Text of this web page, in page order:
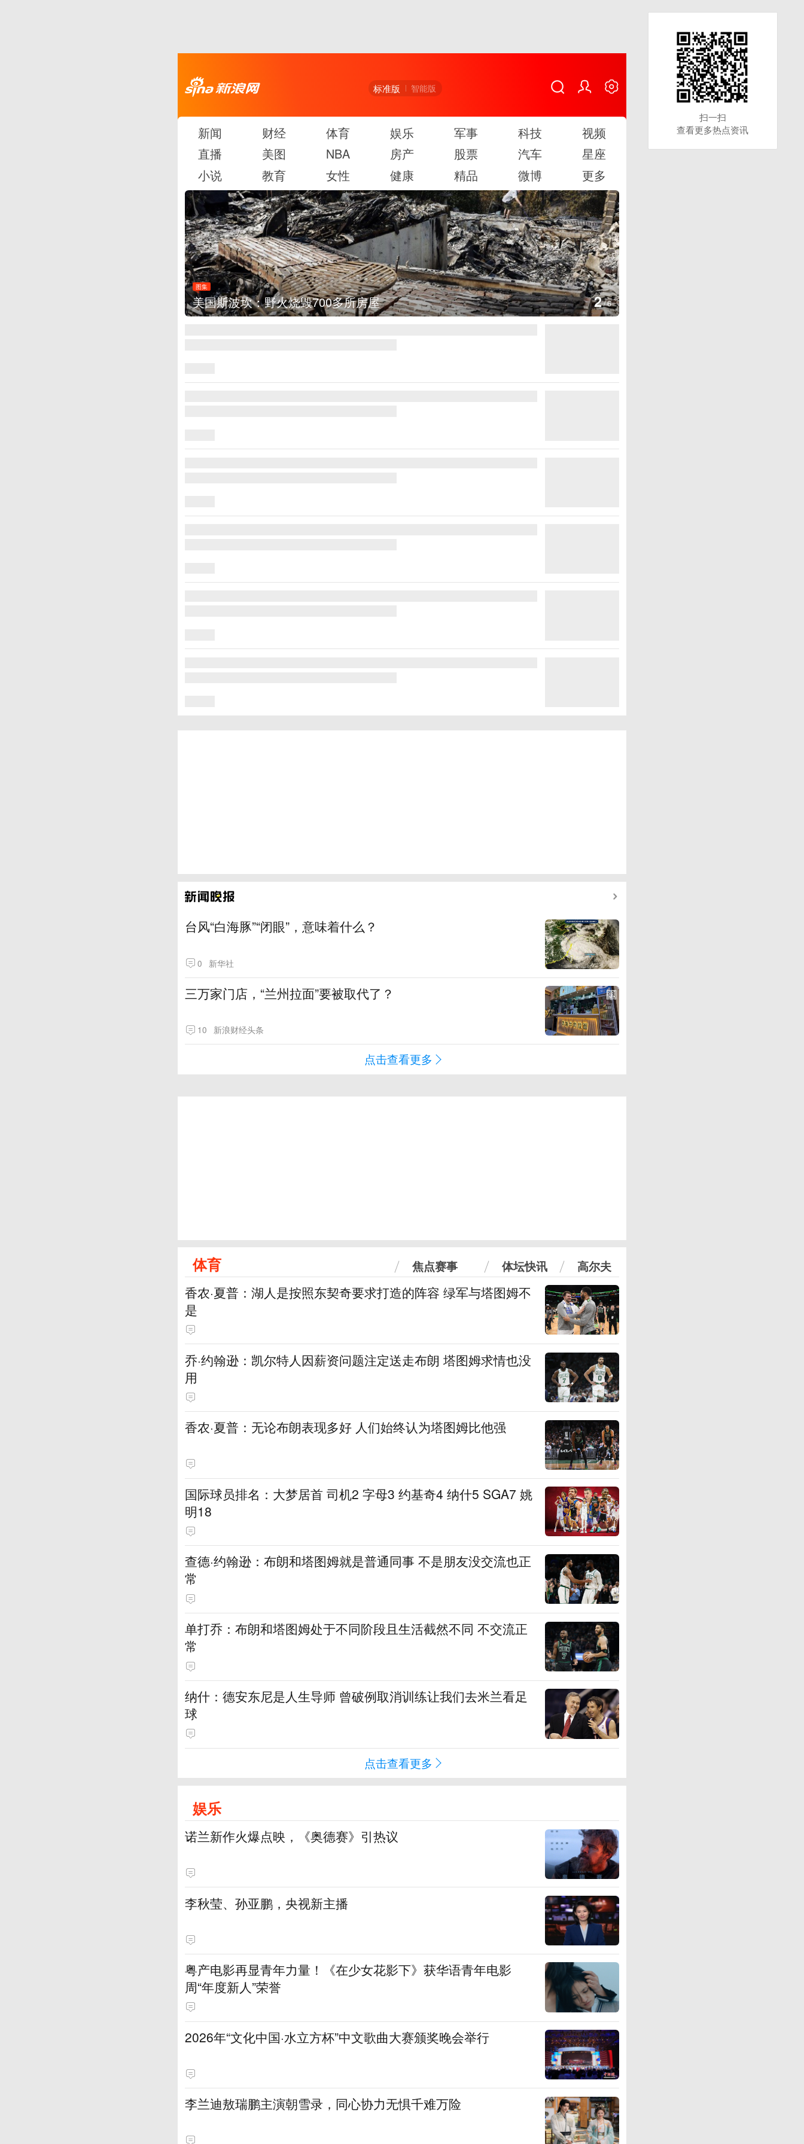
标准版 智能版
新闻 财经 体育 娱乐 军事 科技
视频
直播
美图 NBA 房产 股票 汽车
星座
小说
教育 女性 健康 精品 微博 更多
图集
美国斯波坎：野火烧毁700多所房屋 2/6
台风“白海豚”“闭眼”，意味着什么？
0 新华社
三万家门店，“兰州拉面”要被取代了？
10 新浪财经头条
点击查看更多
体育 焦点赛事 体坛快讯 高尔夫
香农·夏普：湖人是按照东契奇要求打造的阵容 绿军与塔图姆不
是
乔·约翰逊：凯尔特人因薪资问题注定送走布朗 塔图姆求情也没
用
香农·夏普：无论布朗表现多好 人们始终认为塔图姆比他强
国际球员排名：大梦居首 司机2 字母3 约基奇4 纳什5 SGA7 姚
明18
查德·约翰逊：布朗和塔图姆就是普通同事 不是朋友没交流也正
常
单打乔：布朗和塔图姆处于不同阶段且生活截然不同 不交流正
常
纳什：德安东尼是人生导师 曾破例取消训练让我们去米兰看足
球
点击查看更多
娱乐
诺兰新作火爆点映，《奥德赛》引热议
李秋莹、孙亚鹏，央视新主播
粤产电影再显青年力量！《在少女花影下》获华语青年电影
周“年度新人”荣誉
2026年“文化中国·水立方杯”中文歌曲大赛颁奖晚会举行
李兰迪敖瑞鹏主演朝雪录，同心协力无惧千难万险
扫一扫
查看更多热点资讯
扫一扫
查看更多热点资讯